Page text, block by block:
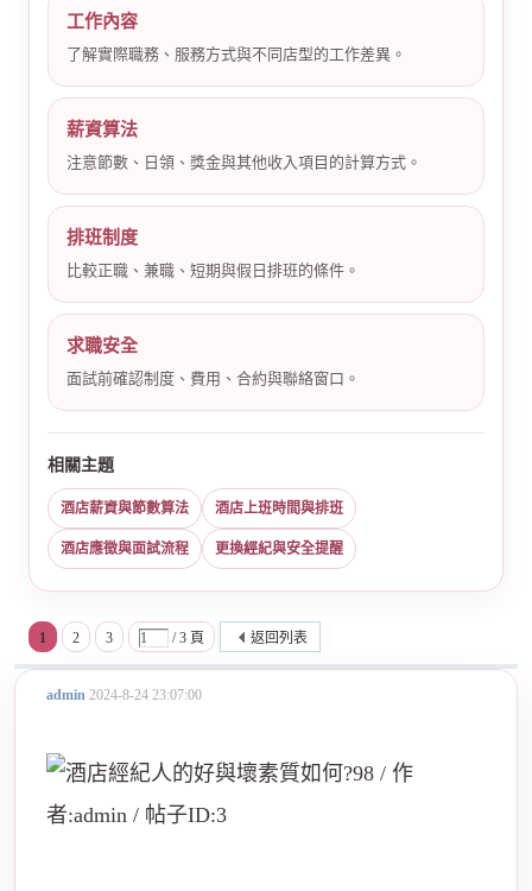
工作內容
了解實際職務、服務方式與不同店型的工作差異。
薪資算法
注意節數、日領、獎金與其他收入項目的計算方式。
排班制度
比較正職、兼職、短期與假日排班的條件。
求職安全
面試前確認制度、費用、合約與聯絡窗口。
相關主題
酒店薪資與節數算法 酒店上班時間與排班
酒店應徵與面試流程 更換經紀與安全提醒
1 2 3 / 3 頁 返回列表
admin 2024-8-24 23:07:00